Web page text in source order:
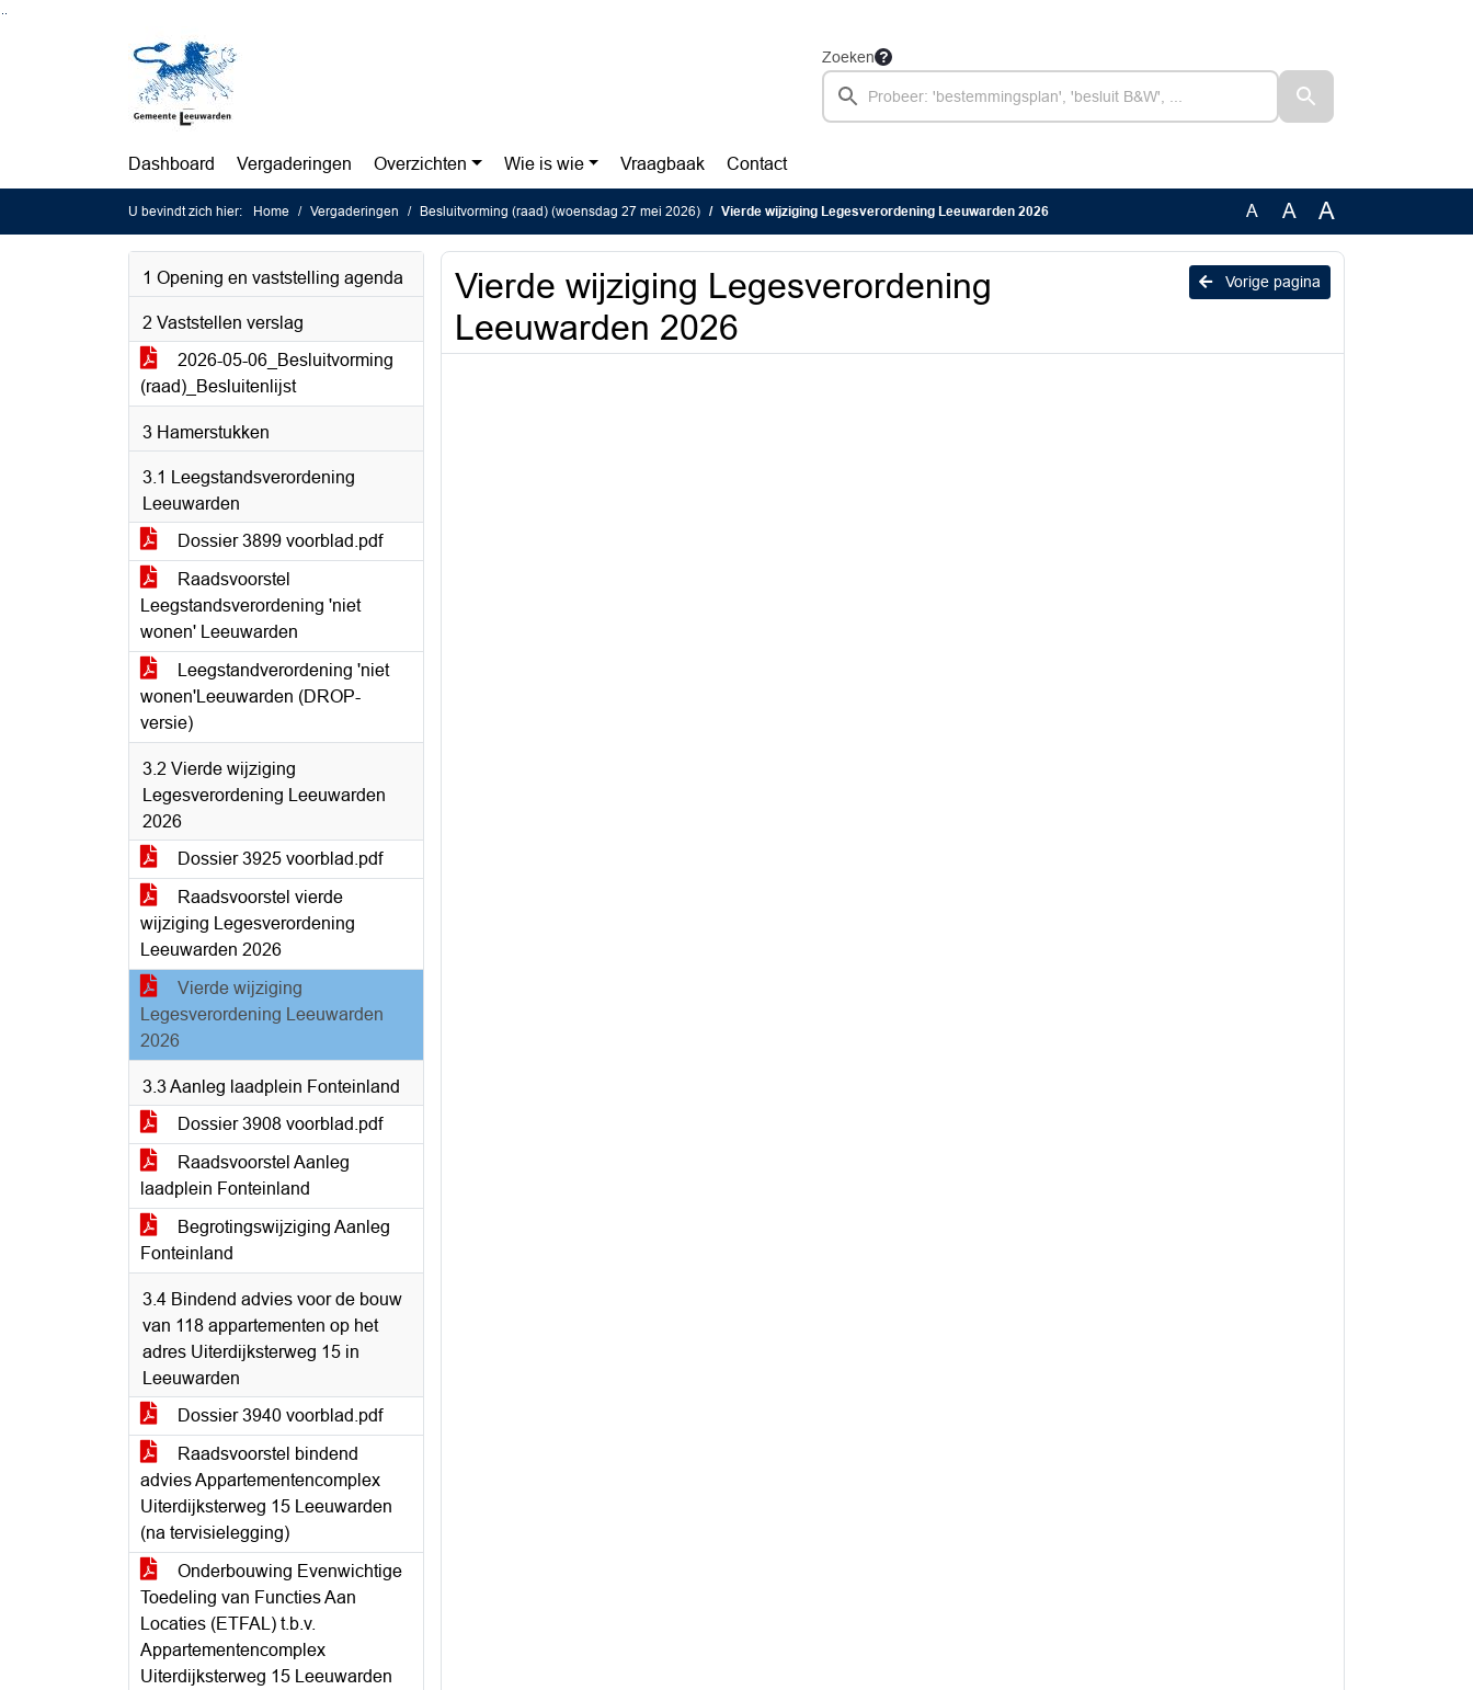
Zoeken
Dashboard Vergaderingen Overzichten Wie is wie Vraagbaak Contact
U bevindt zich hier: Home Vergaderingen Besluitvorming (raad) (woensdag 27 mei 2026) Vierde wijziging Legesverordening Leeuwarden 2026 A A A
1 Opening en vaststelling agenda
2 Vaststellen verslag
2026-05-06_Besluitvorming
(raad)_Besluitenlijst
3 Hamerstukken
3.1 Leegstandsverordening
Leeuwarden
Dossier 3899 voorblad.pdf
Raadsvoorstel
Leegstandsverordening 'niet
wonen' Leeuwarden
Leegstandverordening 'niet
wonen'Leeuwarden (DROP-
versie)
3.2 Vierde wijziging
Legesverordening Leeuwarden
2026
Dossier 3925 voorblad.pdf
Raadsvoorstel vierde
wijziging Legesverordening
Leeuwarden 2026
Vierde wijziging
Legesverordening Leeuwarden
2026
3.3 Aanleg laadplein Fonteinland
Dossier 3908 voorblad.pdf
Raadsvoorstel Aanleg
laadplein Fonteinland
Begrotingswijziging Aanleg
Fonteinland
3.4 Bindend advies voor de bouw
van 118 appartementen op het
adres Uiterdijksterweg 15 in
Leeuwarden
Dossier 3940 voorblad.pdf
Raadsvoorstel bindend
advies Appartementencomplex
Uiterdijksterweg 15 Leeuwarden
(na tervisielegging)
Onderbouwing Evenwichtige
Toedeling van Functies Aan
Locaties (ETFAL) t.b.v.
Appartementencomplex
Uiterdijksterweg 15 Leeuwarden
Vorige pagina
Vierde wijziging Legesverordening
Leeuwarden 2026